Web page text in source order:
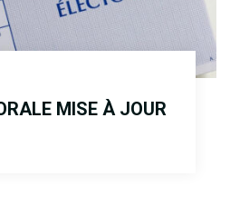
MISE À JOUR